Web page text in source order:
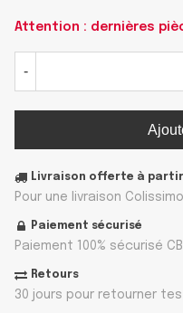
Attention : dernières
-
Livraison offerte à
Pour une livraison
Paiement sécurisé
Paiement 100% sécurisé
Retours
30 jours pour retourner